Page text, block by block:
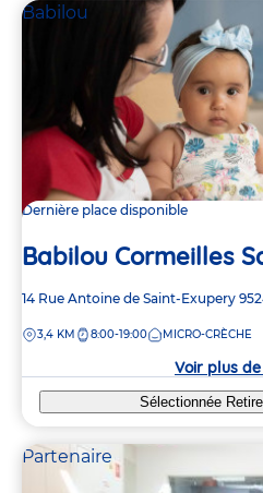
Babilou
Dernière place disponible
Babilou Cormeilles
Adresse
la
14 Rue Antoine de Saint-Exupery
DISTANCE
3,4 KM 8:00-19:00 MICRO-CRÈCHE
Voir plus
Sélectionnée
Partenaire